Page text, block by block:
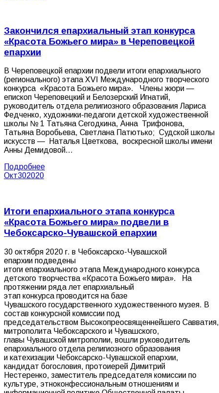
Закончился епархиальный этап конкурса
«Красота Божьего мира» в Череповецкой
епархии
В Череповецкой епархии подвели итоги епархиального
(регионального) этапа XVI Международного творческого
конкурса «Красота Божьего мира». Члены жюри —
епископ Череповецкий и Белозерский Игнатий,
руководитель отдела религиозного образования Лариса
Федченко, художники-педагоги детской художественной
школы № 1 Татьяна Сегодкина, Анна Трифонова,
Татьяна Воробьева, Светлана Патютько; Судской школы
искусств — Наталья Цветкова, воскресной школы имени
Анны Демидовой…
Подробнее
Окт302020
Итоги епархиального этапа конкурса
«Красота Божьего мира» подвели в
Чебоксарско-Чувашской епархии
30 октября 2020 г. в Чебоксарско-Чувашской
епархии подведены
итоги епархиального этапа Международного конкурса
детского творчества «Красота Божьего мира». На
протяжении ряда лет епархиальный
этап конкурса проводится на базе
Чувашского государственного художественного музея. В
состав конкурсной комиссии под
председательством Высокопреосвященнейшего Савватия,
митрополита Чебоксарского и Чувашского,
главы Чувашской митрополии, вошли руководитель
епархиального отдела религиозного образования
и катехизации Чебоксарско-Чувашской епархии,
кандидат богословия, протоиерей Димитрий
Нестеренко, заместитель председателя комиссии по
культуре, этноконфессиональным отношениям и